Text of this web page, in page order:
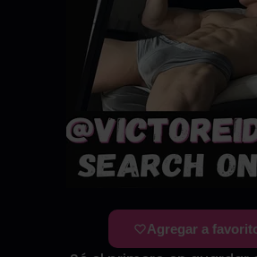
Agregar a